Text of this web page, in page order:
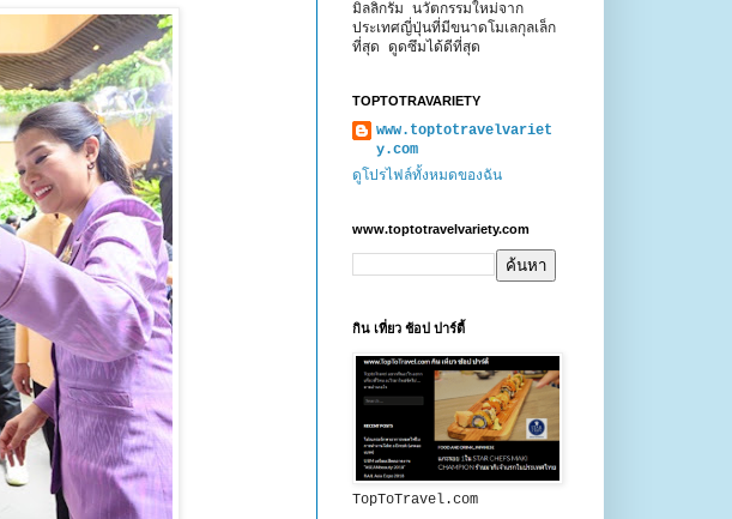
มิลลิกรัม นวัตกรรมใหม่จาก
ประเทศญี่ปุ่นที่มีขนาดโมเลกุลเล็ก
ที่สุด ดูดซึมได้ดีที่สุด
TOPTOTRAVARIETY
www.toptotravelvariet
y.com
ดูโปรไฟล์ทั้งหมดของฉัน
www.toptotravelvariety.com
กิน เที่ยว ช้อป ปาร์ตี้
TopToTravel.com